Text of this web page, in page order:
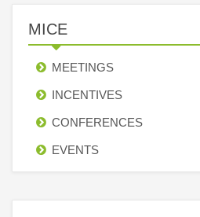
MICE
MEETINGS
INCENTIVES
СONFERENCES
EVENTS